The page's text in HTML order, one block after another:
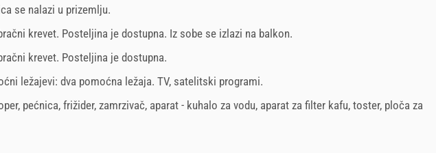
se nalazi u prizemlju.
krevet. Posteljina je dostupna. Iz sobe se izlazi na balkon.
krevet. Posteljina je dostupna.
ležajevi: dva pomoćna ležaja. TV, satelitski programi.
, pećnica, frižider, zamrzivač, aparat - kuhalo za vodu, aparat za filter kafu, toster, ploča za